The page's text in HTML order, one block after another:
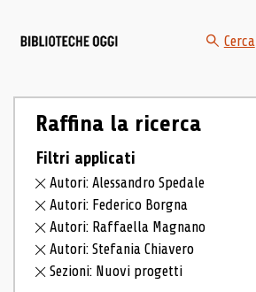
Cerca
Raffina la ricerca
Filtri applicati
Autori: Alessandro Spedale
Autori: Federico Borgna
Autori: Raffaella Magnano
Autori: Stefania Chiavero
Sezioni: Nuovi progetti